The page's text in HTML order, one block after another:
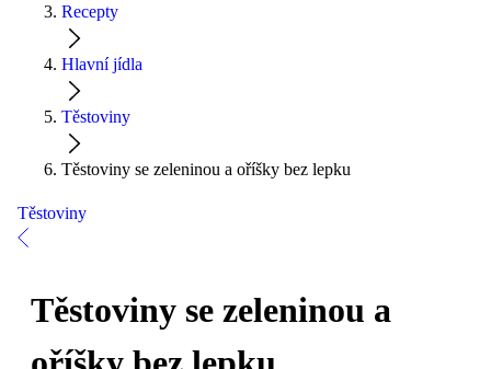
Recepty
Hlavní jídla
Těstoviny
Těstoviny se zeleninou a oříšky bez lepku
Těstoviny
Těstoviny se zeleninou a